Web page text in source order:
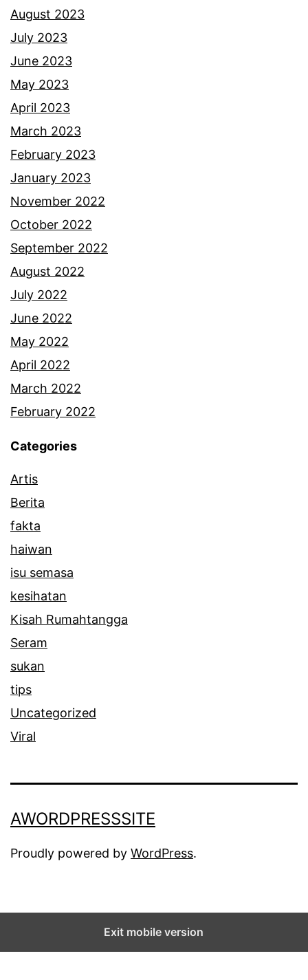
August 2023
July 2023
June 2023
May 2023
April 2023
March 2023
February 2023
January 2023
November 2022
October 2022
September 2022
August 2022
July 2022
June 2022
May 2022
April 2022
March 2022
February 2022
Categories
Artis
Berita
fakta
haiwan
isu semasa
kesihatan
Kisah Rumahtangga
Seram
sukan
tips
Uncategorized
Viral
AWORDPRESSSITE
Proudly powered by WordPress.
Exit mobile version